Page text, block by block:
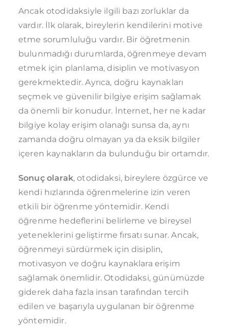
Ancak otodidaksiyle ilgili bazı zorluklar da
vardır. İlk olarak, bireylerin kendilerini motive
etme sorumluluğu vardır. Bir öğretmenin
bulunmadığı durumlarda, öğrenmeye devam
etmek için planlama, disiplin ve motivasyon
gerekmektedir. Ayrıca, doğru kaynakları
seçmek ve güvenilir bilgiye erişim sağlamak
da önemli bir konudur. İnternet, her ne kadar
bilgiye kolay erişim olanağı sunsa da, aynı
zamanda doğru olmayan ya da eksik bilgiler
içeren kaynakların da bulunduğu bir ortamdır.
Sonuç olarak, otodidaksi, bireylere özgürce ve
kendi hızlarında öğrenmelerine izin veren
etkili bir öğrenme yöntemidir. Kendi
öğrenme hedeflerini belirleme ve bireysel
yeteneklerini geliştirme fırsatı sunar. Ancak,
öğrenmeyi sürdürmek için disiplin,
motivasyon ve doğru kaynaklara erişim
sağlamak önemlidir. Otodidaksi, günümüzde
giderek daha fazla insan tarafından tercih
edilen ve başarıyla uygulanan bir öğrenme
yöntemidir.